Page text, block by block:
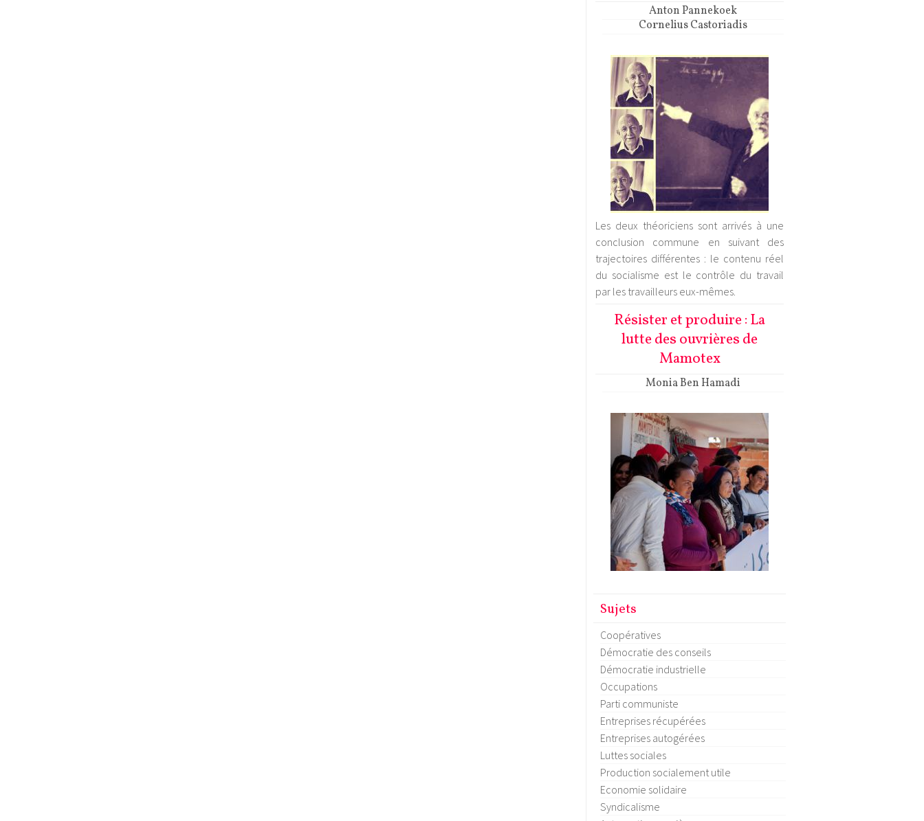
Anton Pannekoek
Cornelius Castoriadis
Les deux théoriciens sont arrivés à une
conclusion commune en suivant des
trajectoires différentes : le contenu réel
du socialisme est le contrôle du travail
par les travailleurs eux-mêmes.
Résister et produire : La
lutte des ouvrières de
Mamotex
Monia Ben Hamadi
Sujets
Coopératives
Démocratie des conseils
Démocratie industrielle
Occupations
Parti communiste
Entreprises récupérées
Entreprises autogérées
Luttes sociales
Production socialement utile
Economie solidaire
Syndicalisme